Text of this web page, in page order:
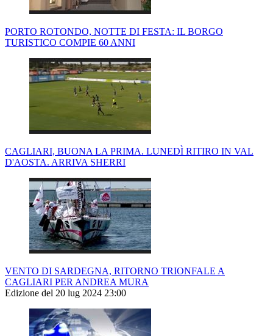
PORTO ROTONDO, NOTTE DI FESTA: IL BORGO
TURISTICO COMPIE 60 ANNI
CAGLIARI, BUONA LA PRIMA. LUNEDÌ RITIRO IN VAL
D'AOSTA. ARRIVA SHERRI
VENTO DI SARDEGNA, RITORNO TRIONFALE A
CAGLIARI PER ANDREA MURA
Edizione del 20 lug 2024 23:00